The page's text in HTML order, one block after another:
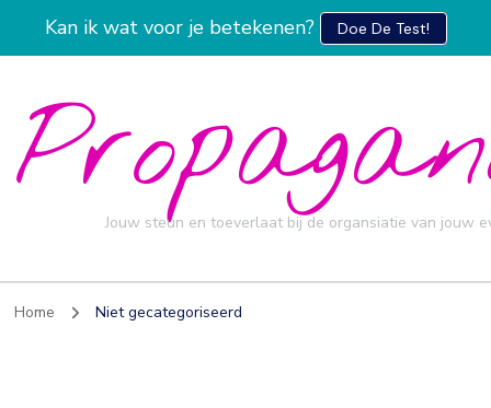
Kan ik wat voor je betekenen? Doe De Test!
Jouw steun en toeverlaat bij de organsiatie van jouw
Home Niet gecategoriseerd